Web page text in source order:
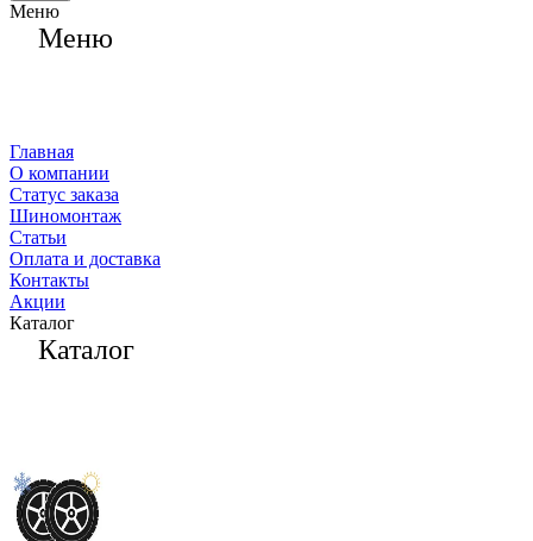
Меню
Меню
Главная
О компании
Статус заказа
Шиномонтаж
Статьи
Оплата и доставка
Контакты
Акции
Каталог
Каталог